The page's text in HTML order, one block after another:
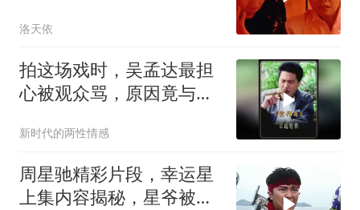
洛天依
拍这场戏时，吴孟达最担
心被观众骂，原因竟与周
新时代的两性情感
周星驰精彩片段，幸运星
上集内容揭秘，星爷被黑